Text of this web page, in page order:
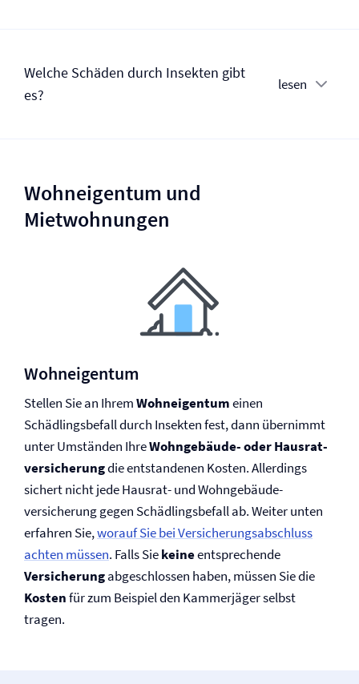
Welche Schäden durch Insekten gibt
es?
lesen
Wohneigentum und
Mietwohnungen
Wohneigentum
Stellen Sie an IhremWohneigentumeinen
Schädlingsbefall durch Insekten fest, dann übernimmt
unter Umständen IhreWohngebäude- oder Hausrat­
versicherungdie entstandenen Kosten. Allerdings
sichert nicht jede Hausrat- und Wohngebäude­
versicherung gegen Schädlingsbefall ab. Weiter unten
erfahren Sie,worauf Sie bei Versicherungsabschluss
achten müssen. Falls Siekeineentsprechende
Versicherungabgeschlossen haben, müssen Sie die
Kostenfür zum Beispiel den Kammerjäger selbst
tragen.